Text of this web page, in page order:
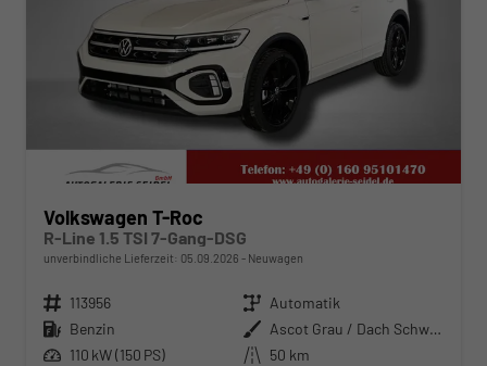
Volkswagen T-Roc
R-Line 1.5 TSI 7-Gang-DSG
unverbindliche Lieferzeit: 05.09.2026 Neuwagen
Fahrzeugnr. 113956 Getriebe Automatik
Kraftstoff Benzin Außenfarbe
Ascot Grau / Dach Schwarz
Leistung 110 kW (150 PS) Kilometerstand 50 km